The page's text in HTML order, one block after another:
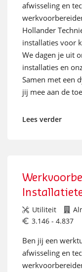
afwisseling en
Hollander
installaties voor
We dagen je uit
installaties en
Samen met een
jij mee aan de
Lees verder
Utiliteit
3.146 - 4.837
Ben jij een
afwisseling en